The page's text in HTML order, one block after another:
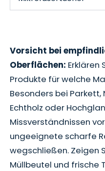
Vorsicht bei
Oberflächen: Erklären
Produkte für welche
Besonders bei Parkett,
Echtholz oder
Missverständnissen
ungeeignete scharfe
wegschließen. Zeigen
Müllbeutel und frische